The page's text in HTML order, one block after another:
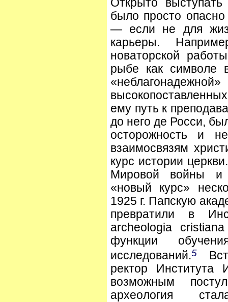
Открыто
было просто
— если не для
карьеры.
новаторской
рыбе как символе
ему путь к
до него де Росси,
осторожность и
взаимосвязям
курс истории
Мировой войны и
«новый курс»
1925 г. Папскую
превратили в
archeologia
функции
исследований.5
ректор
возможным
археология